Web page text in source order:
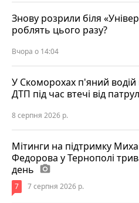
Знову розрили біля
роблять цього разу?
Вчора о 14:04
У Скоморохах п'яний
ДТП під час втечі від
8 серпня 2026 р.
Мітинги на підтримку
Федорова у Тернополі
день photo_camera
7 7 серпня 2026 р.